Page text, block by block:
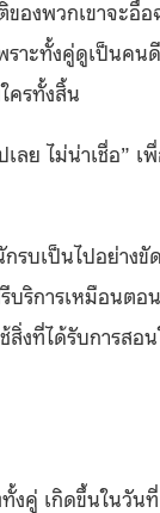
ของพวกเขาจะอื้
ราะทั้งคู่ดูเป็นคน
ครทั้งสิ้น
ลย ไม่น่าเชื่อ” เ
รบเป็นไปอย่างขั
บริการเหมือนตอ
สิ่งที่ได้รับการสอ
งคู่ เกิดขึ้นในวัน